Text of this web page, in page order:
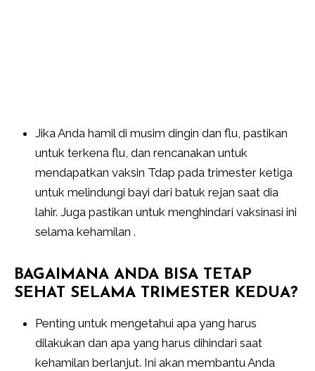
Jika Anda hamil di musim dingin dan flu, pastikan
untuk terkena flu, dan rencanakan untuk
mendapatkan vaksin Tdap pada trimester ketiga
untuk melindungi bayi dari batuk rejan saat dia
lahir. Juga pastikan untuk menghindari vaksinasi ini
selama kehamilan .
BAGAIMANA ANDA BISA TETAP
SEHAT SELAMA TRIMESTER KEDUA?
Penting untuk mengetahui apa yang harus
dilakukan dan apa yang harus dihindari saat
kehamilan berlanjut. Ini akan membantu Anda